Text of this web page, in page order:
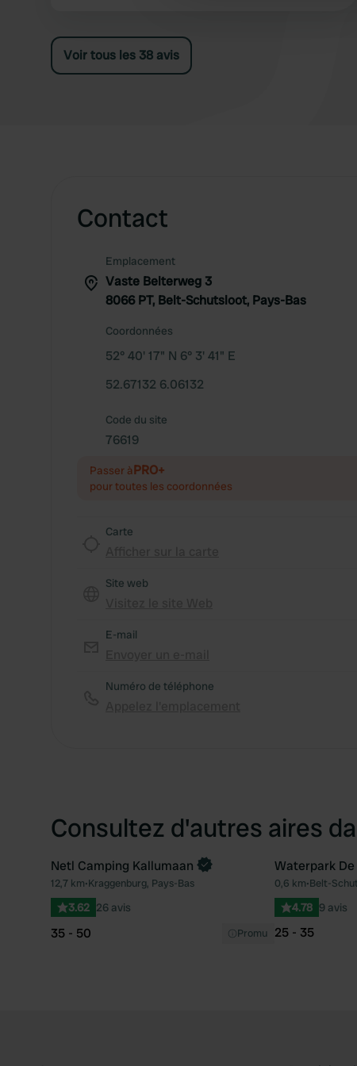
Voir tous les 38 avis
Contact
Emplacement
Vaste Belterweg 3
8066 PT, Belt-Schutsloot, Pays-Bas
Coordonnées
52° 40' 17" N 6° 3' 41" E
52.67132 6.06132
Code du site
76619
Passer àPRO+
pour toutes les coordonnées
Carte
Site web
E-mail
Numéro de téléphone
Consultez d'autres aires
Préféré
Reserve maintenant
Netl Camping Kallumaan
12,7 km•Kraggenburg, Pays-Bas
3.62 26 avis
35 - 50 Promu
Reserve
Waterpark
0,6 km•Belt-
4.78 9 avis
25 - 35